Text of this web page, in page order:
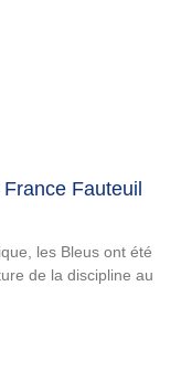
Fauteuil
les Bleus ont été
de la discipline au